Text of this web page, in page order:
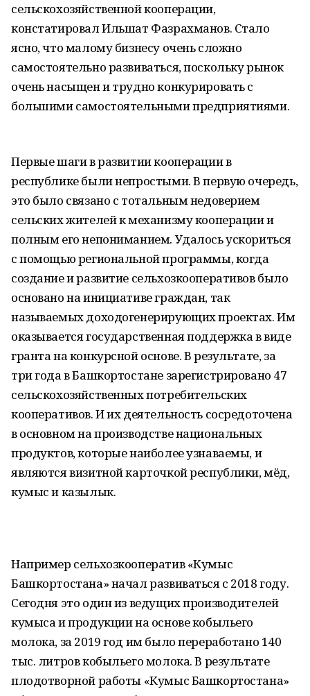
сельскохозяйственной кооперации,
констатировал Ильшат Фазрахманов. Стало
ясно, что малому бизнесу очень сложно
самостоятельно развиваться, поскольку рынок
очень насыщен и трудно конкурировать с
большими самостоятельными предприятиями.
Первые шаги в развитии кооперации в
республике были непростыми. В первую очередь,
это было связано с тотальным недоверием
сельских жителей к механизму кооперации и
полным его непониманием. Удалось ускориться
с помощью региональной программы, когда
создание и развитие сельхозкооперативов было
основано на инициативе граждан, так
называемых доходогенерирующих проектах. Им
оказывается государственная поддержка в виде
гранта на конкурсной основе. В результате, за
три года в Башкортостане зарегистрировано 47
сельскохозяйственных потребительских
кооперативов. И их деятельность сосредоточена
в основном на производстве национальных
продуктов, которые наиболее узнаваемы, и
являются визитной карточкой республики, мёд,
кумыс и казылык.
Например сельхозкооператив «Кумыс
Башкортостана» начал развиваться с 2018 году.
Сегодня это один из ведущих производителей
кумыса и продукции на основе кобыльего
молока, за 2019 год им было переработано 140
тыс. литров кобыльего молока. В результате
плодотворной работы «Кумыс Башкортостана»